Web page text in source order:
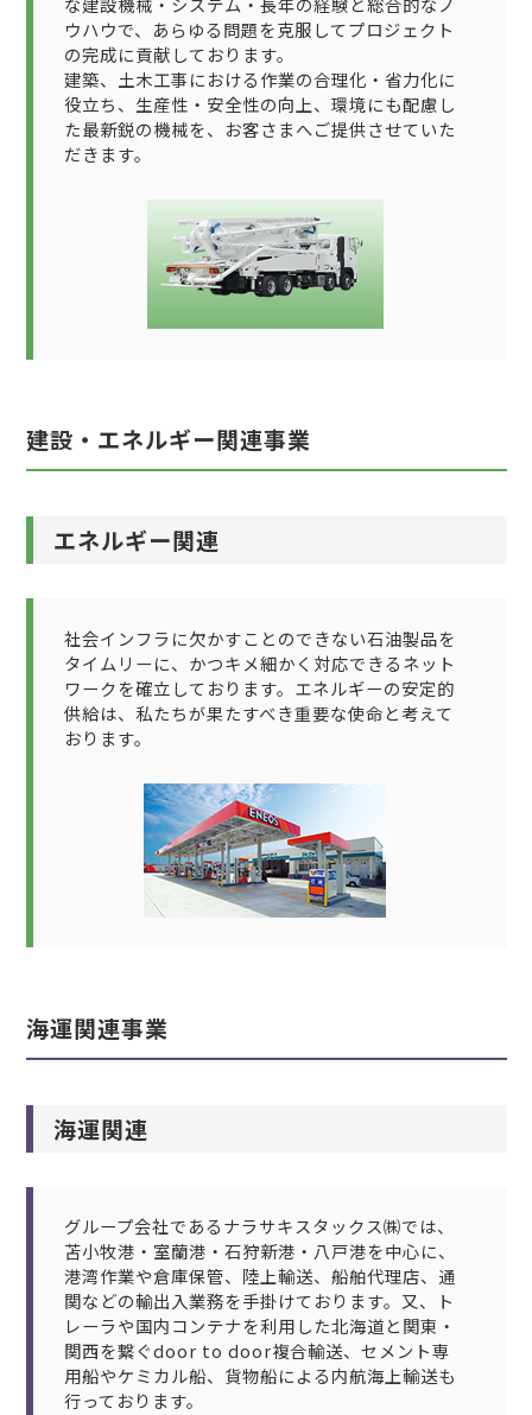
ウハウで、あらゆる問題を克服してプロジェクト
の完成に貢献しております。
建築、土木工事における作業の合理化・省力化に
役立ち、生産性・安全性の向上、環境にも配慮し
た最新鋭の機械を、お客さまへご提供させていた
だきます。
建設・エネルギー関連事業
エネルギー関連
社会インフラに欠かすことのできない石油製品を
タイムリーに、かつキメ細かく対応できるネット
ワークを確立しております。エネルギーの安定的
供給は、私たちが果たすべき重要な使命と考えて
おります。
海運関連事業
海運関連
グループ会社であるナラサキスタックス㈱では、
苫小牧港・室蘭港・石狩新港・八戸港を中心に、
港湾作業や倉庫保管、陸上輸送、船舶代理店、通
関などの輸出入業務を手掛けております。又、ト
レーラや国内コンテナを利用した北海道と関東・
関西を繋ぐdoor to door複合輸送、セメント専
用船やケミカル船、貨物船による内航海上輸送も
行っております。